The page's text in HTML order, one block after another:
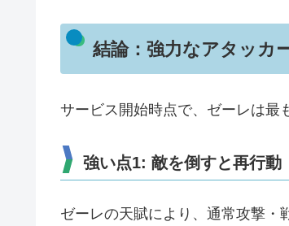
結論：強力なアタッカ
サービス開始時点で、ゼーレは最
強い点1: 敵を倒すと再行動
ゼーレの天賦により、通常攻撃・